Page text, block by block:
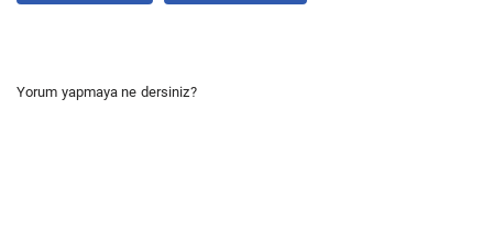
Yorum yapmaya ne dersiniz?